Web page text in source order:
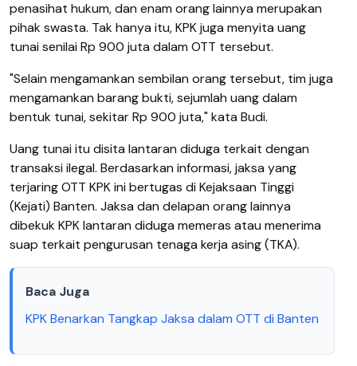
penasihat hukum, dan enam orang lainnya merupakan
pihak swasta. Tak hanya itu, KPK juga menyita uang
tunai senilai Rp 900 juta dalam OTT tersebut.
"Selain mengamankan sembilan orang tersebut, tim juga
mengamankan barang bukti, sejumlah uang dalam
bentuk tunai, sekitar Rp 900 juta," kata Budi.
Uang tunai itu disita lantaran diduga terkait dengan
transaksi ilegal. Berdasarkan informasi, jaksa yang
terjaring OTT KPK ini bertugas di Kejaksaan Tinggi
(Kejati) Banten. Jaksa dan delapan orang lainnya
dibekuk KPK lantaran diduga memeras atau menerima
suap terkait pengurusan tenaga kerja asing (TKA).
Baca Juga
KPK Benarkan Tangkap Jaksa dalam OTT di Banten